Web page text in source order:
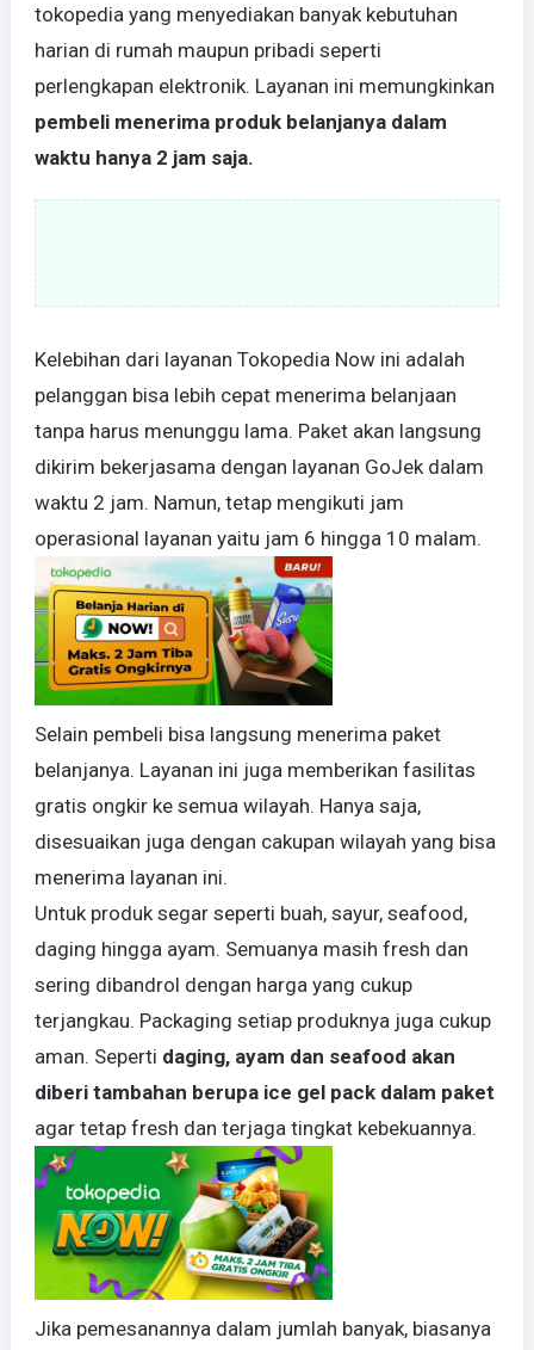
tokopedia yang menyediakan banyak kebutuhan
harian di rumah maupun pribadi seperti
perlengkapan elektronik. Layanan ini memungkinkan
pembeli menerima produk belanjanya dalam
waktu hanya 2 jam saja.
Kelebihan dari layanan Tokopedia Now ini adalah
pelanggan bisa lebih cepat menerima belanjaan
tanpa harus menunggu lama. Paket akan langsung
dikirim bekerjasama dengan layanan GoJek dalam
waktu 2 jam. Namun, tetap mengikuti jam
operasional layanan yaitu jam 6 hingga 10 malam.
Selain pembeli bisa langsung menerima paket
belanjanya. Layanan ini juga memberikan fasilitas
gratis ongkir ke semua wilayah. Hanya saja,
disesuaikan juga dengan cakupan wilayah yang bisa
menerima layanan ini.
Untuk produk segar seperti buah, sayur, seafood,
daging hingga ayam. Semuanya masih fresh dan
sering dibandrol dengan harga yang cukup
terjangkau. Packaging setiap produknya juga cukup
aman. Seperti daging, ayam dan seafood akan
diberi tambahan berupa ice gel pack dalam paket
agar tetap fresh dan terjaga tingkat kebekuannya.
Jika pemesanannya dalam jumlah banyak, biasanya